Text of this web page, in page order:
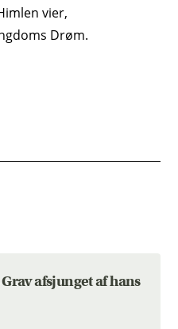
vier,
Drøm.
afsjunget af hans